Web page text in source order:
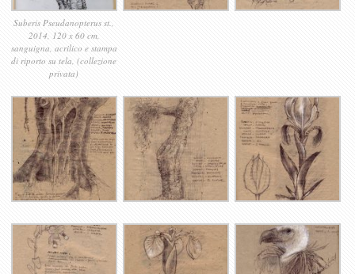
Suberis Pseudanopterus st.,
2014, 120 x 60 cm,
sanguigna, acrilico e stampa
di riporto su tela, (collezione
privata)